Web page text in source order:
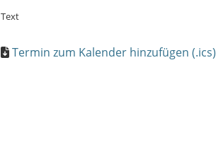
Text
Termin zum Kalender hinzufügen (.ics)